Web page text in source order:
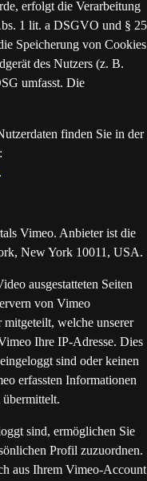
erfolgt die Verarbeitung
1 lit. a DSGVO und § 25
Speicherung von Cookies
des Nutzers (z. B.
umfasst. Die
finden Sie in der
.
Vimeo. Anbieter ist die
New York 10011, USA.
ausgestatteten Seiten
von Vimeo
welche unserer
Ihre IP-Adresse. Dies
sind oder keinen
erfassten Informationen
sind, ermöglichen Sie
Profil zuzuordnen.
aus Ihrem Vimeo-Account